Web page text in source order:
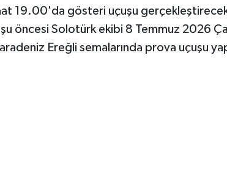
19.00'da gösteri uçuşu
öncesi Solotürk ekibi 8 Temmuz 2026
Ereğli semalarında prova uçuşu